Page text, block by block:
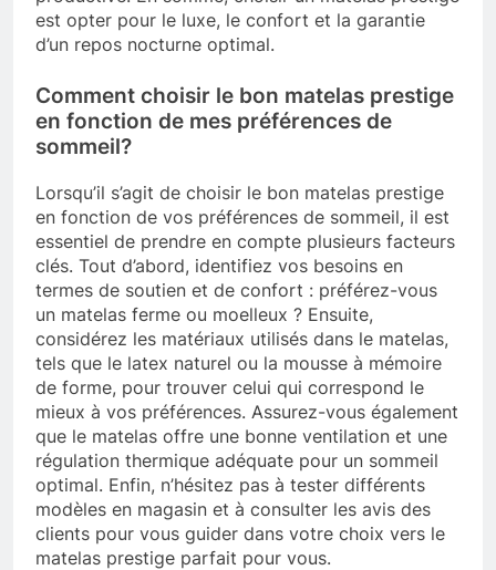
est opter pour le luxe, le confort et la garantie
d’un repos nocturne optimal.
Comment choisir le bon matelas prestige
en fonction de mes préférences de
sommeil?
Lorsqu’il s’agit de choisir le bon matelas prestige
en fonction de vos préférences de sommeil, il est
essentiel de prendre en compte plusieurs facteurs
clés. Tout d’abord, identifiez vos besoins en
termes de soutien et de confort : préférez-vous
un matelas ferme ou moelleux ? Ensuite,
considérez les matériaux utilisés dans le matelas,
tels que le latex naturel ou la mousse à mémoire
de forme, pour trouver celui qui correspond le
mieux à vos préférences. Assurez-vous également
que le matelas offre une bonne ventilation et une
régulation thermique adéquate pour un sommeil
optimal. Enfin, n’hésitez pas à tester différents
modèles en magasin et à consulter les avis des
clients pour vous guider dans votre choix vers le
matelas prestige parfait pour vous.